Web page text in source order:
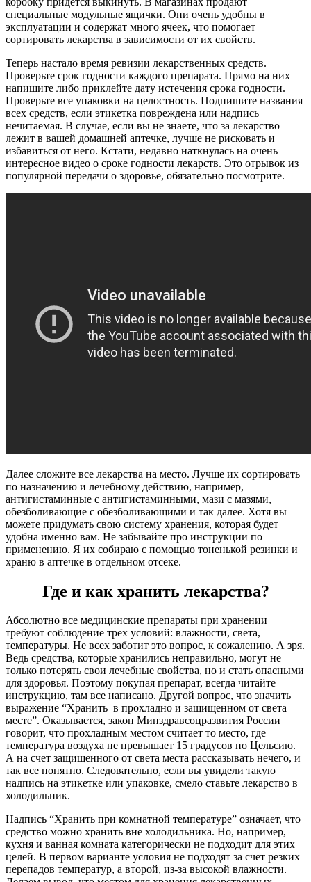
специальные модульные ящички. Они очень удобны в
эксплуатации и содержат много ячеек, что помогает
сортировать лекарства в зависимости от их свойств.
Теперь настало время ревизии лекарственных средств.
Проверьте срок годности каждого препарата. Прямо на них
напишите либо приклейте дату истечения срока годности.
Проверьте все упаковки на целостность. Подпишите названия
всех средств, если этикетка повреждена или надпись
нечитаемая. В случае, если вы не знаете, что за лекарство
лежит в вашей домашней аптечке, лучше не рисковать и
избавиться от него. Кстати, недавно наткнулась на очень
интересное видео о сроке годности лекарств. Это отрывок из
популярной передачи о здоровье, обязательно посмотрите.
Далее сложите все лекарства на место. Лучше их сортировать
по назначению и лечебному действию, например,
антигистаминные с антигистаминными, мази с мазями,
обезболивающие с обезболивающими и так далее. Хотя вы
можете придумать свою систему хранения, которая будет
удобна именно вам. Не забывайте про инструкции по
применению. Я их собираю с помощью тоненькой резинки и
храню в аптечке в отдельном отсеке.
Где и как хранить лекарства?
Абсолютно все медицинские препараты при хранении
требуют соблюдение трех условий: влажности, света,
температуры. Не всех заботит это вопрос, к сожалению. А зря.
Ведь средства, которые хранились неправильно, могут не
только потерять свои лечебные свойства, но и стать опасными
для здоровья. Поэтому покупая препарат, всегда читайте
инструкцию, там все написано. Другой вопрос, что значить
выражение “Хранить в прохладно и защищенном от света
месте”. Оказывается, закон Минздравсоцразвития России
говорит, что прохладным местом считает то место, где
температура воздуха не превышает 15 градусов по Цельсию.
А на счет защищенного от света места рассказывать нечего, и
так все понятно. Следовательно, если вы увидели такую
надпись на этикетке или упаковке, смело ставьте лекарство в
холодильник.
Надпись “Хранить при комнатной температуре” означает, что
средство можно хранить вне холодильника. Но, например,
кухня и ванная комната категорически не подходит для этих
целей. В первом варианте условия не подходят за счет резких
перепадов температур, а второй, из-за высокой влажности.